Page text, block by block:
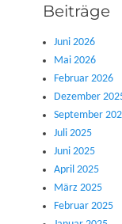
Beiträge
Juni 2026
Mai 2026
Februar 2026
Dezember
September
Juli 2025
Juni 2025
April 2025
März 2025
Februar 2025